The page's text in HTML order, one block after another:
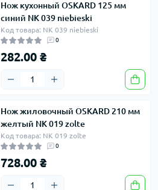
Нож кухонный OSKARD 125 мм
синий NK 039 niebieski
Код товара: NK 039 niebieski
0
282.00 ₴
Нож жиловочный OSKARD 210 мм
желтый NK 019 zolte
Код товара: NK 019 zolte
0
728.00 ₴